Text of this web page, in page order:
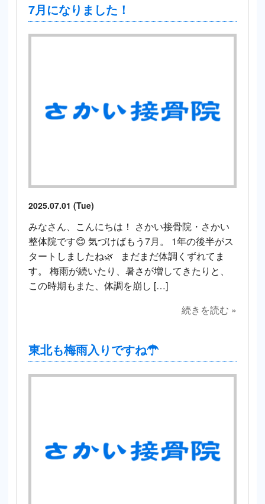
7月になりました！
2025.07.01 (Tue)
みなさん、こんにちは！ さかい接骨院・さかい
整体院です😊 気づけばもう7月。 1年の後半がス
タートしましたね🌿 まだまだ体調くずれてま
す。 梅雨が続いたり、暑さが増してきたりと、
この時期もまた、体調を崩し […]
続きを読む »
東北も梅雨入りですね☂